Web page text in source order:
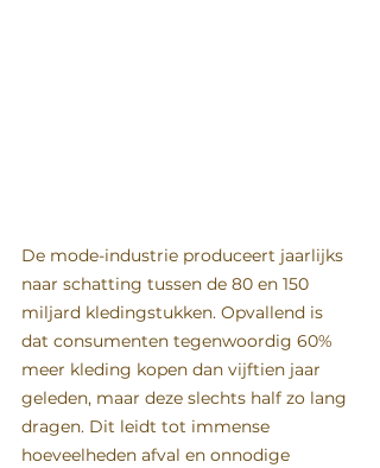
De mode-industrie produceert jaarlijks
naar schatting tussen de 80 en 150
miljard kledingstukken. Opvallend is
dat consumenten tegenwoordig 60%
meer kleding kopen dan vijftien jaar
geleden, maar deze slechts half zo lang
dragen. Dit leidt tot immense
hoeveelheden afval en onnodige